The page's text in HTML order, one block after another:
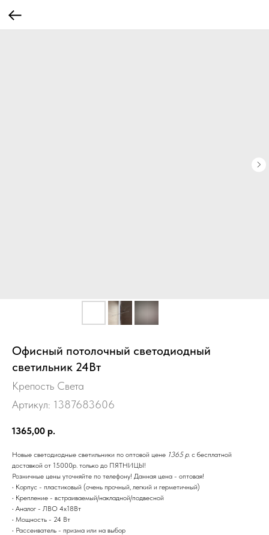
Офисный потолочный светодиодный
светильник 24Вт
Крепость Света
Артикул: 1387683606
1365,00 р.
Новые светодиодные светильники по оптовой цене 1365 р. с бесплатной
доставкой от 15000р. только до ПЯТНИЦЫ!
Розничные цены уточняйте по телефону! Данная цена - оптовая!
• Корпус - пластиковый (очень прочный, легкий и герметичный)
• Крепление - встраиваемый/накладной/подвесной
• Аналог - ЛВО 4х18Вт
• Мощность - 24 Вт
• Рассеиватель - призма или на выбор